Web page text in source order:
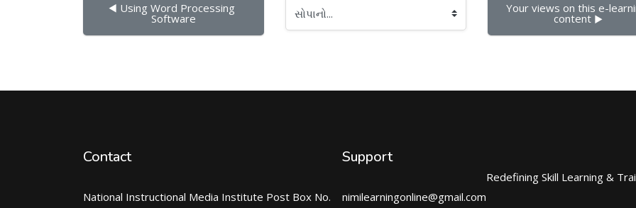
◀︎ Using Word Processing
Software સોપાનો... Your views on this e-
content ▶︎
Contact
National Instructional Media Institute Post Box No.
Support
nimilearningonline@gmail.com
Redefining Skill Learning &